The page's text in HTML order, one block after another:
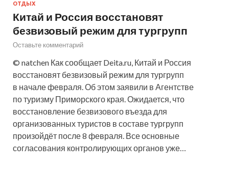
ОТДЫХ
Китай и Россия восстановят
безвизовый режим для тургрупп
Оставьте комментарий
© natchen Как сообщает Deita.ru, Китай и Россия
восстановят безвизовый режим для тургрупп
в начале февраля. Об этом заявили в Агентстве
по туризму Приморского края. Ожидается, что
восстановление безвизового въезда для
организованных туристов в составе тургрупп
произойдёт после 8 февраля. Все основные
согласования контролирующих органов уже…